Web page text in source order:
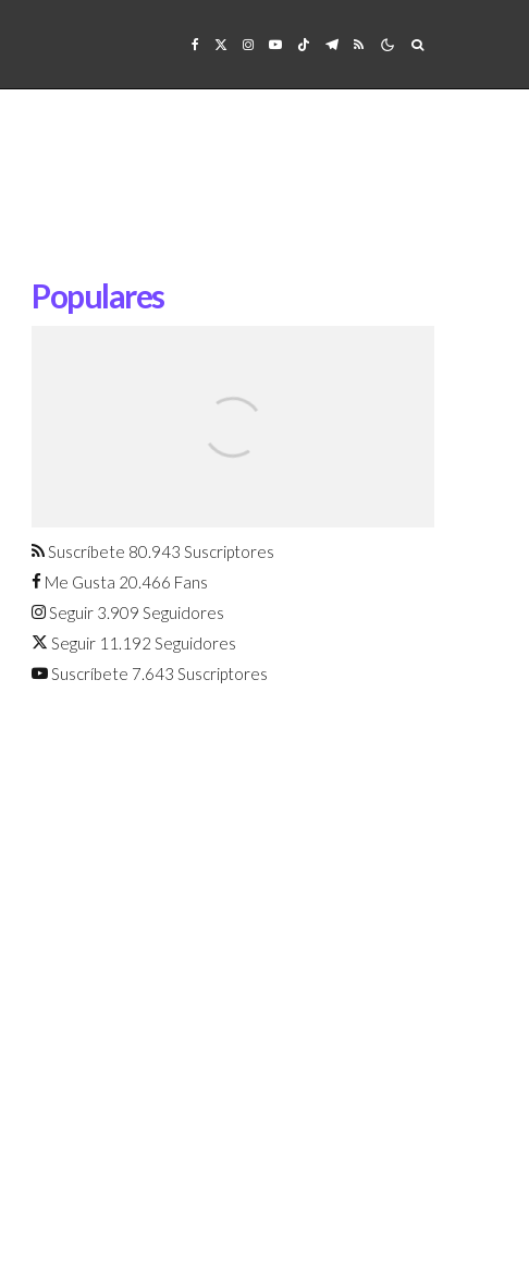
Populares
agosto
Suscríbete 80.943 Suscriptores
Me Gusta 20.466 Fans
Seguir 3.909 Seguidores
Seguir 11.192 Seguidores
Suscríbete 7.643 Suscriptores